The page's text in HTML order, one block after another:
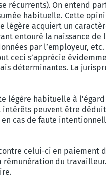
On entend
habituelle. Cette
légère acquiert un
entouré la naissance
par l’employeur,
ceci s’apprécie
déterminantes. La
habituelle à l’égard
intérêts peuvent être
cas de faute
celui-ci en paiement
du